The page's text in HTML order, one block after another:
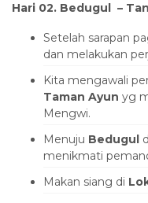
Hari 02. Bedugul –
Setelah sarapan
dan melakukan
Kita mengawali
Taman Ayun yg
Mengwi.
Menuju Bedugul
menikmati
Makan siang di